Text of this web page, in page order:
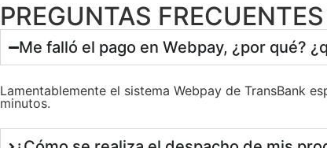
PREGUNTAS FRECUENTES
Me falló el pago en Webpay, ¿por qué?
Lamentablemente el sistema Webpay de TransBank
minutos.